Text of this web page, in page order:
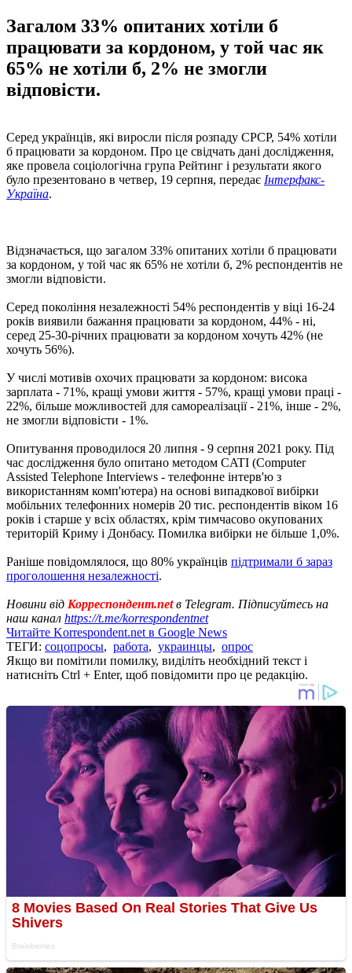
Загалом 33% опитаних хотіли б
працювати за кордоном, у той час як
65% не хотіли б, 2% не змогли
відповісти.
Серед українців, які виросли після розпаду СРСР, 54% хотіли
б працювати за кордоном. Про це свідчать дані дослідження,
яке провела соціологічна група Рейтинг і результати якого
було презентовано в четвер, 19 серпня, передає Інтерфакс-
Україна.
Відзначається, що загалом 33% опитаних хотіли б працювати
за кордоном, у той час як 65% не хотіли б, 2% респондентів не
змогли відповісти.
Серед покоління незалежності 54% респондентів у віці 16-24
років виявили бажання працювати за кордоном, 44% - ні,
серед 25-30-річних працювати за кордоном хочуть 42% (не
хочуть 56%).
У числі мотивів охочих працювати за кордоном: висока
зарплата - 71%, кращі умови життя - 57%, кращі умови праці -
22%, більше можливостей для самореалізації - 21%, інше - 2%,
не змогли відповісти - 1%.
Опитування проводилося 20 липня - 9 серпня 2021 року. Під
час дослідження було опитано методом CATI (Computer
Assisted Telephone Interviews - телефонне інтерв'ю з
використанням комп'ютера) на основі випадкової вибірки
мобільних телефонних номерів 20 тис. респондентів віком 16
років і старше у всіх областях, крім тимчасово окупованих
територій Криму і Донбасу. Помилка вибірки не більше 1,0%.
Раніше повідомлялося, що 80% українців підтримали б зараз
проголошення незалежності.
Новини від Корреспондент.netв Telegram. Підписуйтесь на
наш канал https://t.me/korrespondentnet
Читайте Korrespondent.net в Google News
ТЕГИ: соцопросы, работа, украинцы, опрос
Якщо ви помітили помилку, виділіть необхідний текст і
натисніть Ctrl + Enter, щоб повідомити про це редакцію.